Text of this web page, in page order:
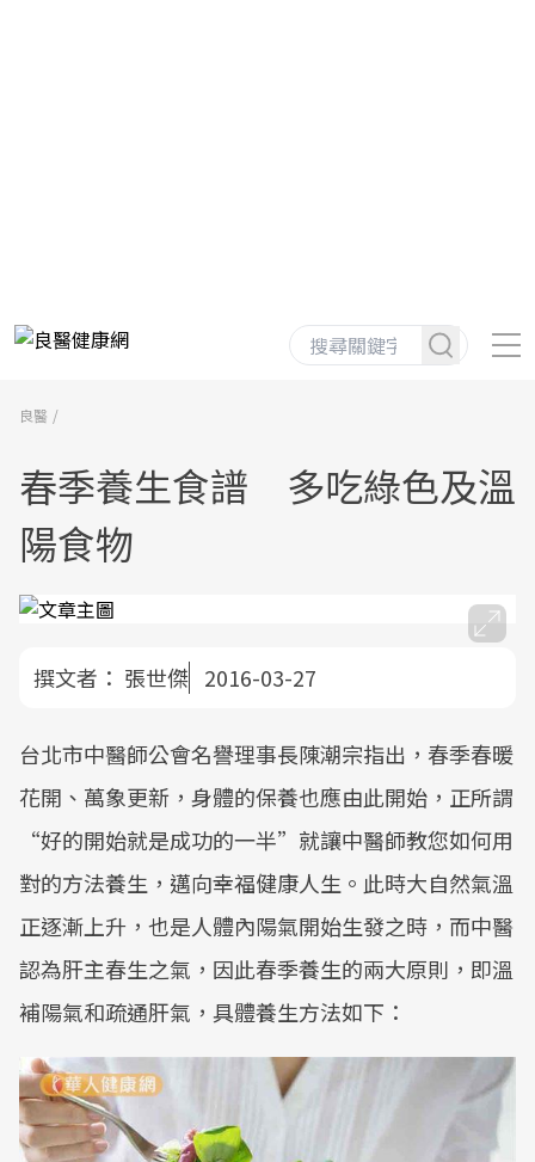
良醫
春季養生食譜 多吃綠色及溫
陽食物
撰文者： 張世傑 2016-03-27
台北市中醫師公會名譽理事長陳潮宗指出，春季春暖
花開、萬象更新，身體的保養也應由此開始，正所謂
“好的開始就是成功的一半”就讓中醫師教您如何用
對的方法養生，邁向幸福健康人生。此時大自然氣溫
正逐漸上升，也是人體內陽氣開始生發之時，而中醫
認為肝主春生之氣，因此春季養生的兩大原則，即溫
補陽氣和疏通肝氣，具體養生方法如下：